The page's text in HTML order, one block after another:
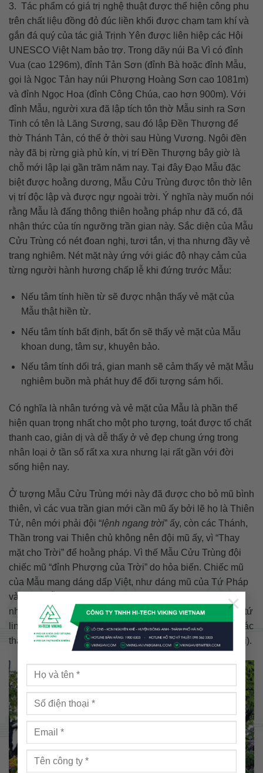
×
3. Tác phẩm có giá trị nghệ thuật được thể hiện công phu
trên chất liệu đồng đỏ đúc liền khối được chạm tam khí và
gắn đá quý của tác giả Trịnh Yên được liên hiệp các Hội
UNESCO Việt Nam bảo trợ. Trong dãy núi Ba Vì có đỉnh
Vua (cao 1296m), đỉnh Tản Sơn (đỉnh Bà hoặc đỉnh Mẫu,
gọi là Ngọc Tản hay núi Phượng Hoàng Sơn cao 1081m)
và đỉnh Ngọc Hoa (đỉnh Công Chúa, cao hơn 900m). Với
đỉnh Mẫu, người xưa đã lập tích tôn thờ Mẫu sinh ra Sơn
Tinh có tên là Lăng Sương, sau đó lập Đền Thượng để
thờ Thánh Tản, có thể ở thời sau Hùng Vương. Ngôi đền
này đã bị rừng già phủ kín, vị trí Đền Thượng bây giờ là
chỗ mới lập lại gần trăm năm nay. Tại đây Đạo Mẫu đặc
biệt được hoằng dương, Mẫu Cửu Trùng được tôn thờ lên
vị trí độc lập và được ngự ngoài trời. Ý nghĩa này muốn nói
rằng Mẫu là đấng thông thiên hoằng pháp như đã có, đã
nhận thức của tín ngưỡng trần gian này. Sắc diện của Mẫu
Cửu Trùng có nét đoan nghị, tươi tắn, vị tha nhưng đầy vẻ
trang nghiêm. Nét mặt này ứng với giác độ nhạy cảm của
từng người hành hương chấp lễ khi đứng trước Mẫu:
Nếu tâm tính hiền từ sẽ được nhận thấy vẻ mặt của
Mẫu thật hiền từ.
Nếu tâm tính bất định, bất ổn sẽ thấy vẻ mặt của Mẫu
khoan dung, tâm sự, khuyên bảo.
Nếu tâm tính dối trá, gian manh sẽ cảm thấy vẻ mặt Mẫu
nghiêm buồn mà phát huy để đối tượng sám hối.
Có nghĩa là nhân tướng và vẻ mặt của Mẫu là phần thể
hiện quan trọng nhất cho một pho tượng, toát được tố chất
thanh cao, giản dị và dễ thấy ở vẻ đẹp chung ứng trong
nhân loại ở tần số rất xa xưa nhưng lại rất gần với đời
sống hiện nay.
Ở tượng Mẫu Cửu Trùng mới này đã được cho bỏ mũ bình
thiên, vì các vua trần gian mới cần mũ ấy bởi lẽ họ là Thiên
Tử, nên mới phải đội “lệnh ngang trời” ấy, còn các Thánh,
Thần trong vai Thiên chủ không nên đội mũ ấy, vì “Thay
mặt cho Trời” để hoằng pháp. Vì thế Mẫu Cửu Trùng đội
chiếc mũ “đỉnh Phượng của Trời” do hỏa biến. Chiếc mũ
của Mẫu mang dáng dấp Việt, như dáng mũ của Tứ Pháp
và Phật Mẫu Man Nương bên chùa Dâu. (hỏa biến là
những ngọi lửa hướng thiên cấu thành, theo nguyên tắc tứ
linh thì chim Phượng do Lửa hóa ra, Rồng linh do Thủy tác
thành, Lân ly do Mộc tạo nên và Rùa thiêng do Đất lập lại).